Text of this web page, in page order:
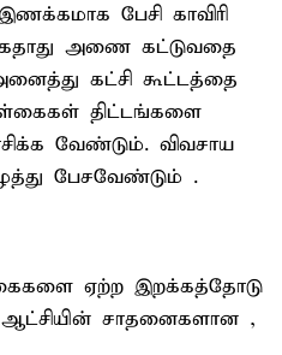
பேசி காவிரி
அணை கட்டுவதை
கட்சி கூட்டத்தை
திட்டங்களை
வேண்டும். விவசாய
பேசவேண்டும் .
ஏற்ற இறக்கத்தோடு
ஆட்சியின் சாதனைகளான ,